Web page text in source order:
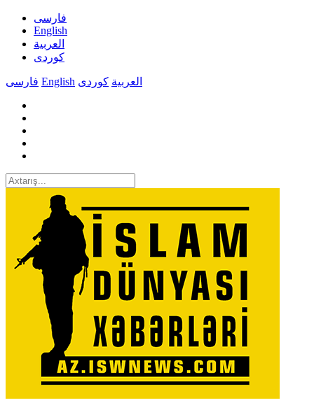
فارسی
English
العربیة
کوردی
فارسی English العربیة کوردی